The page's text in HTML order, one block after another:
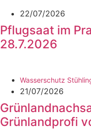
22/07/2026
Pflugsaat im
28.7.2026
Wasserschutz
21/07/2026
Grünlandprofi